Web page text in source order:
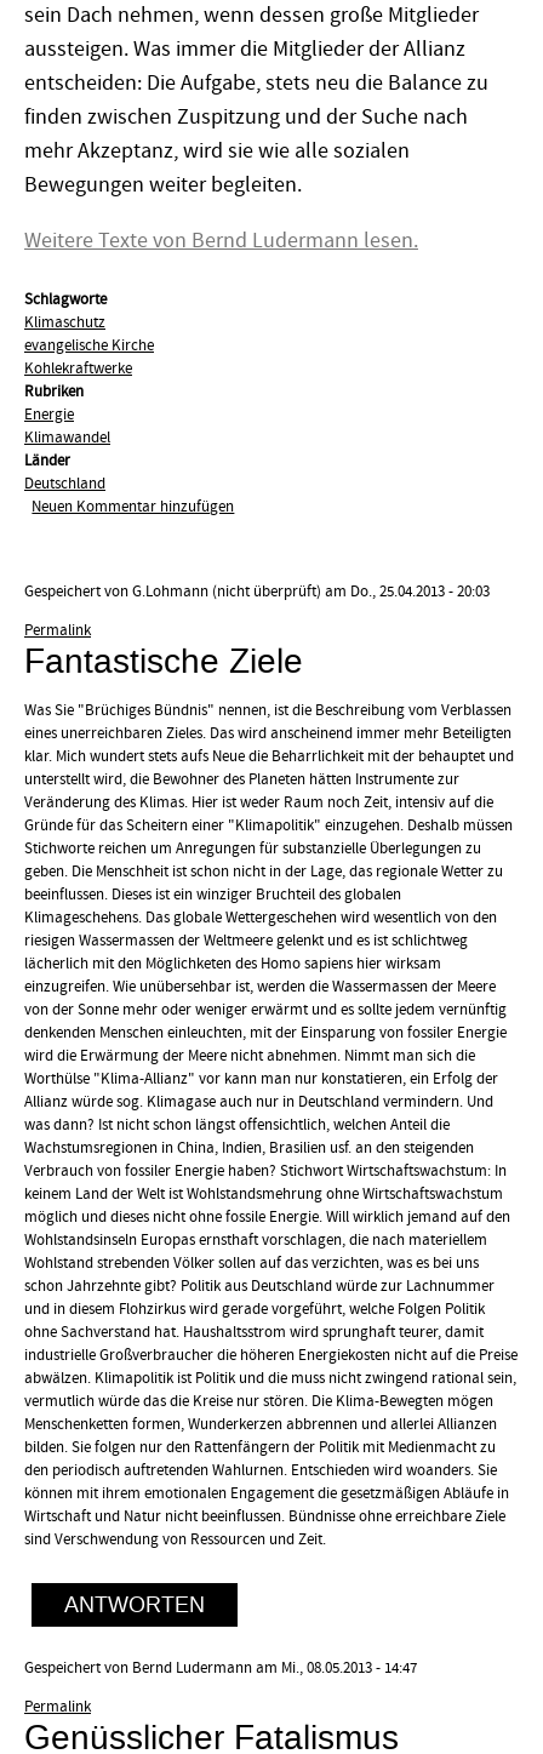
sein Dach nehmen, wenn dessen große Mitglieder
aussteigen. Was immer die Mitglieder der Allianz
entscheiden: Die Aufgabe, stets neu die Balance zu
finden zwischen Zuspitzung und der Suche nach
mehr Akzeptanz, wird sie wie alle sozialen
Bewegungen weiter begleiten.
Weitere Texte von Bernd Ludermann lesen.
Schlagworte
Klimaschutz
evangelische Kirche
Kohlekraftwerke
Rubriken
Energie
Klimawandel
Länder
Deutschland
Neuen Kommentar hinzufügen
Gespeichert vonG.Lohmann (nicht überprüft) am Do., 25.04.2013 - 20:03
Permalink
Fantastische Ziele
Was Sie "Brüchiges Bündnis" nennen, ist die Beschreibung vom Verblassen
eines unerreichbaren Zieles. Das wird anscheinend immer mehr Beteiligten
klar. Mich wundert stets aufs Neue die Beharrlichkeit mit der behauptet und
unterstellt wird, die Bewohner des Planeten hätten Instrumente zur
Veränderung des Klimas. Hier ist weder Raum noch Zeit, intensiv auf die
Gründe für das Scheitern einer "Klimapolitik" einzugehen. Deshalb müssen
Stichworte reichen um Anregungen für substanzielle Überlegungen zu
geben. Die Menschheit ist schon nicht in der Lage, das regionale Wetter zu
beeinflussen. Dieses ist ein winziger Bruchteil des globalen
Klimageschehens. Das globale Wettergeschehen wird wesentlich von den
riesigen Wassermassen der Weltmeere gelenkt und es ist schlichtweg
lächerlich mit den Möglichketen des Homo sapiens hier wirksam
einzugreifen. Wie unübersehbar ist, werden die Wassermassen der Meere
von der Sonne mehr oder weniger erwärmt und es sollte jedem vernünftig
denkenden Menschen einleuchten, mit der Einsparung von fossiler Energie
wird die Erwärmung der Meere nicht abnehmen. Nimmt man sich die
Worthülse "Klima-Allianz" vor kann man nur konstatieren, ein Erfolg der
Allianz würde sog. Klimagase auch nur in Deutschland vermindern. Und
was dann? Ist nicht schon längst offensichtlich, welchen Anteil die
Wachstumsregionen in China, Indien, Brasilien usf. an den steigenden
Verbrauch von fossiler Energie haben? Stichwort Wirtschaftswachstum: In
keinem Land der Welt ist Wohlstandsmehrung ohne Wirtschaftswachstum
möglich und dieses nicht ohne fossile Energie. Will wirklich jemand auf den
Wohlstandsinseln Europas ernsthaft vorschlagen, die nach materiellem
Wohlstand strebenden Völker sollen auf das verzichten, was es bei uns
schon Jahrzehnte gibt? Politik aus Deutschland würde zur Lachnummer
und in diesem Flohzirkus wird gerade vorgeführt, welche Folgen Politik
ohne Sachverstand hat. Haushaltsstrom wird sprunghaft teurer, damit
industrielle Großverbraucher die höheren Energiekosten nicht auf die Preise
abwälzen. Klimapolitik ist Politik und die muss nicht zwingend rational sein,
vermutlich würde das die Kreise nur stören. Die Klima-Bewegten mögen
Menschenketten formen, Wunderkerzen abbrennen und allerlei Allianzen
bilden. Sie folgen nur den Rattenfängern der Politik mit Medienmacht zu
den periodisch auftretenden Wahlurnen. Entschieden wird woanders. Sie
können mit ihrem emotionalen Engagement die gesetzmäßigen Abläufe in
Wirtschaft und Natur nicht beeinflussen. Bündnisse ohne erreichbare Ziele
sind Verschwendung von Ressourcen und Zeit.
ANTWORTEN
Gespeichert von Bernd Ludermannam Mi., 08.05.2013 - 14:47
Permalink
Genüsslicher Fatalismus